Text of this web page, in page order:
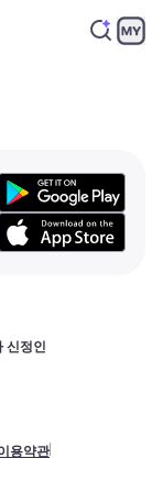
신정인
용약관